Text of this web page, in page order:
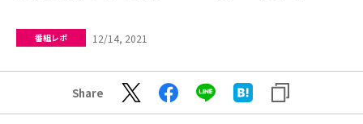
番組レポ 12/14, 2021
Share